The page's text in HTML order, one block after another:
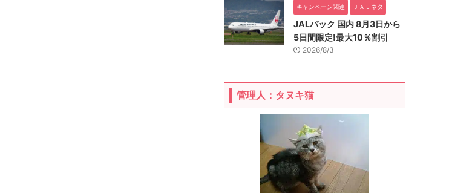
キャンペーン関連 ＪＡＬネタ
JALパック 国内 8月3日から
5日間限定!最大10％割引
2026/8/3
管理人：タヌキ猫